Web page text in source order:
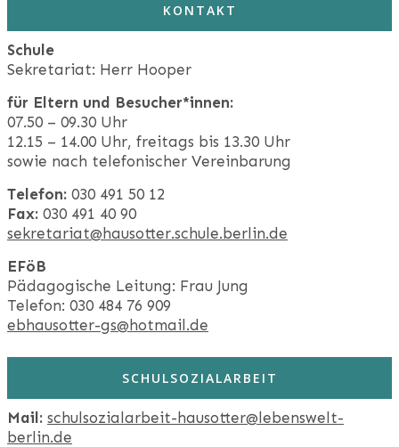
KONTAKT
Schule
Sekretariat: Herr Hooper
für Eltern und Besucher*innen:
07.50 – 09.30 Uhr
12.15 – 14.00 Uhr, freitags bis 13.30 Uhr
sowie nach telefonischer Vereinbarung
Telefon: 030 491 50 12
Fax: 030 491 40 90
sekretariat@hausotter.schule.berlin.de
EFöB
Pädagogische Leitung: Frau Jung
Telefon: 030 484 76 909
ebhausotter-gs@hotmail.de
SCHULSOZIALARBEIT
Mail: schulsozialarbeit-hausotter@lebenswelt-
berlin.de